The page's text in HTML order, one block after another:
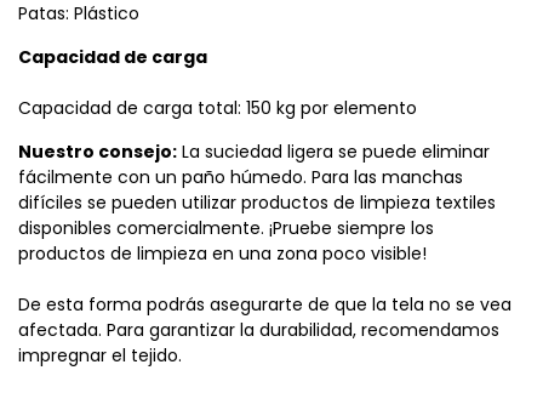
Patas: Plástico
Capacidad de carga
Capacidad de carga total: 150 kg por elemento
Nuestro consejo: La suciedad ligera se puede eliminar
fácilmente con un paño húmedo. Para las manchas
difíciles se pueden utilizar productos de limpieza textiles
disponibles comercialmente. ¡Pruebe siempre los
productos de limpieza en una zona poco visible!
De esta forma podrás asegurarte de que la tela no se vea
afectada. Para garantizar la durabilidad, recomendamos
impregnar el tejido.